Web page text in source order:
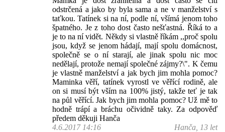
odstrčená a jako by byla sama a ne v manželství s
taťkou. Tatínek si na ní, podle ní, všímá jenom toho
špatného. Je z toho dost často nešťastná. Říká to a
je to na ní vidět. Někdy si vlastně říkám ,,proč spolu
jsou, když se jenom hádají, mají spolu domácnost,
společně se o ní starají, ale jinak spolu nic moc
nedělají, protože nemají společné zájmy?\". K čemu
je vlastně manželství a jak bych jim mohla pomoc?
Maminka věří, tatínek vyrostl ve věřící rodině, ale
on si musí být vším na 100% jistý, takže teť je tak
na půl věřící. Jak bych jim mohla pomoc? Už mě to
hodně trápí a bráchu očividně taky. Za odpověď
předem děkuji Hanča
4.6.2017 14:16
Hanča, 13 let